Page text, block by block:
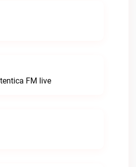
FM live